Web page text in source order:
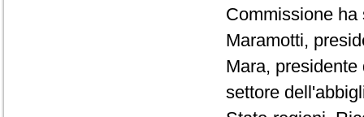
Commissione
Maramotti,
Mara,
settore